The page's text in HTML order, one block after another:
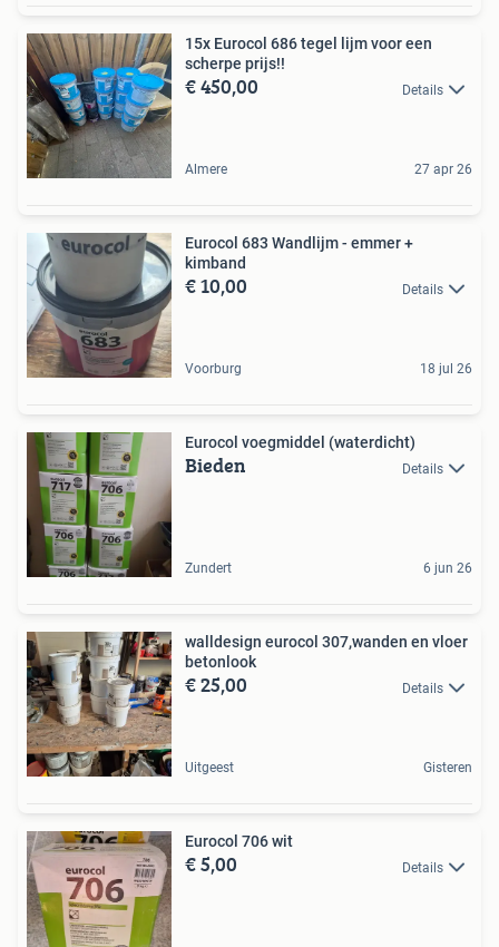
15x Eurocol 686 tegel lijm voor een
scherpe prijs!!
€ 450,00 Details
Almere 27 apr 26
Eurocol 683 Wandlijm - emmer +
kimband
€ 10,00 Details
Voorburg 18 jul 26
Eurocol voegmiddel (waterdicht)
Bieden Details
Zundert 6 jun 26
walldesign eurocol 307,wanden en vloer
betonlook
€ 25,00 Details
Uitgeest Gisteren
Eurocol 706 wit
€ 5,00 Details